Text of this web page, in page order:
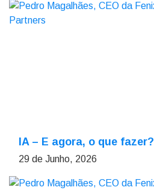
IA – E agora, o que fazer?
29 de Junho, 2026